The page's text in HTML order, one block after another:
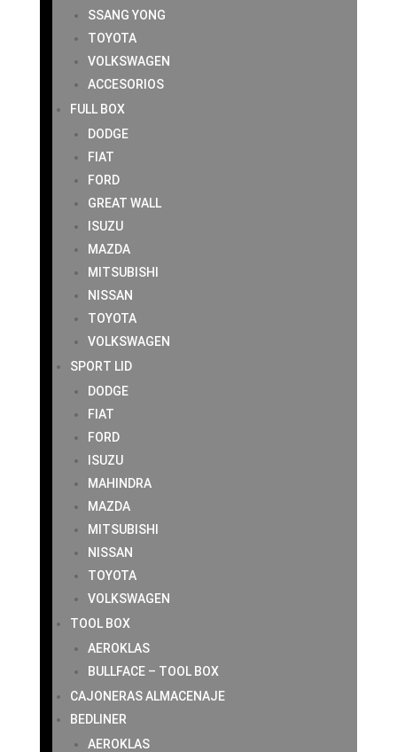
SSANG YONG
TOYOTA
VOLKSWAGEN
ACCESORIOS
FULL BOX
DODGE
FIAT
FORD
GREAT WALL
ISUZU
MAZDA
MITSUBISHI
NISSAN
TOYOTA
VOLKSWAGEN
SPORT LID
DODGE
FIAT
FORD
ISUZU
MAHINDRA
MAZDA
MITSUBISHI
NISSAN
TOYOTA
VOLKSWAGEN
TOOL BOX
AEROKLAS
BULLFACE – TOOL BOX
CAJONERAS ALMACENAJE
BEDLINER
AEROKLAS